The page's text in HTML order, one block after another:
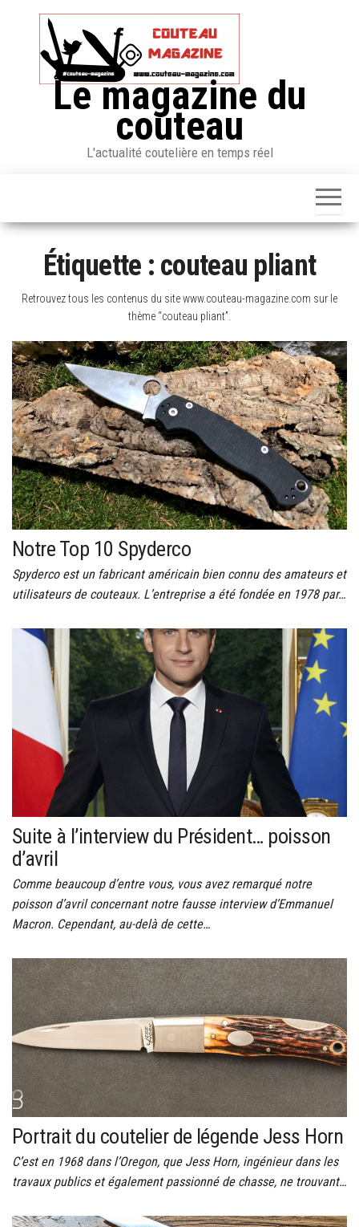
Le magazine du
couteau
L'actualité coutelière en temps réel
Étiquette : couteau pliant
Retrouvez tous les contenus du site www.couteau-magazine.com sur le
thème “couteau pliant”.
Notre Top 10 Spyderco
Spyderco est un fabricant américain bien connu des amateurs et
utilisateurs de couteaux. L’entreprise a été fondée en 1978 par…
Suite à l’interview du Président… poisson
d’avril
Comme beaucoup d’entre vous, vous avez remarqué notre
poisson d’avril concernant notre fausse interview d’Emmanuel
Macron. Cependant, au-delà de cette…
Portrait du coutelier de légende Jess Horn
C’est en 1968 dans l’Oregon, que Jess Horn, ingénieur dans les
travaux publics et également passionné de chasse, ne trouvant…